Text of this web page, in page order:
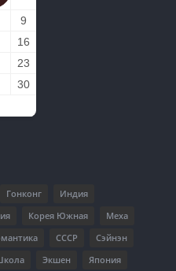
9
16
23
30
Гонконг
Индия
Корея Южная
Меха
СССР
Сэйнэн
Экшен Япония